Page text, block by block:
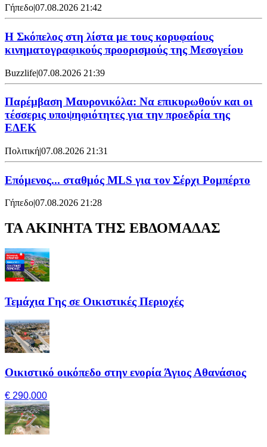
Γήπεδο|07.08.2026 21:42
Η Σκόπελος στη λίστα με τους κορυφαίους
κινηματογραφικούς προορισμούς της Μεσογείου
Buzzlife|07.08.2026 21:39
Παρέμβαση Μαυρονικόλα: Να επικυρωθούν και οι
τέσσερις υποψηφιότητες για την προεδρία της
ΕΔΕΚ
Πολιτική|07.08.2026 21:31
Επόμενος... σταθμός MLS για τον Σέρχι Ρομπέρτο
Γήπεδο|07.08.2026 21:28
ΤΑ ΑΚΙΝΗΤΑ ΤΗΣ ΕΒΔΟΜΑΔΑΣ
Τεμάχια Γης σε Οικιστικές Περιοχές
Οικιστικό οικόπεδο στην ενορία Άγιος Αθανάσιος
€ 290,000